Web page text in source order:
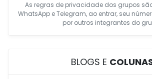
As regras de privacidade dos grupos
WhatsApp e Telegram, ao entrar, seu
por outros integrantes do
BLOGS E